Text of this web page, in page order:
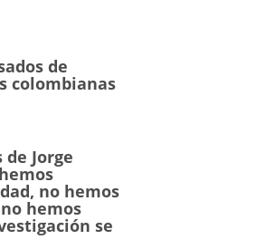
de
colombianas
Jorge
no hemos
hemos
se